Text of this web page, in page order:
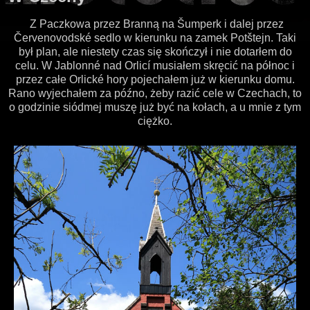
Z Paczkowa przez Branną na Šumperk i dalej przez
Červenovodské sedlo w kierunku na zamek Potštejn. Taki
był plan, ale niestety czas się skończył i nie dotarłem do
celu. W Jablonné nad Orlicí musiałem skręcić na północ i
przez całe Orlické hory pojechałem już w kierunku domu.
Rano wyjechałem za późno, żeby razić cele w Czechach, to
o godzinie siódmej muszę już być na kołach, a u mnie z tym
ciężko.